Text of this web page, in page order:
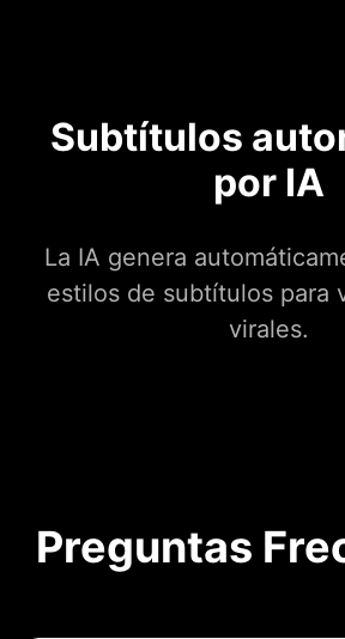
Subtítulos
por IA
La IA genera
estilos de subtítulos para
virales.
Preguntas